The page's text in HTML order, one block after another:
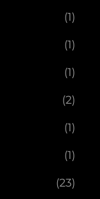
(1)
(1)
(1)
(2)
(1)
(1)
(23)